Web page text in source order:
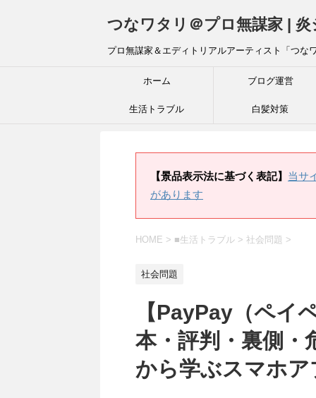
つなワタリ＠プロ無謀家 |
プロ無謀家＆エディトリアルアーティスト「つ
ホーム ブログ運営
生活トラブル 白髪対策
【景品表示法に基づく表記】 当サ
があります
HOME > ■生活トラブル > 社会問題 >
社会問題
【PayPay（ペイ
本・評判・裏側・
から学ぶスマホア